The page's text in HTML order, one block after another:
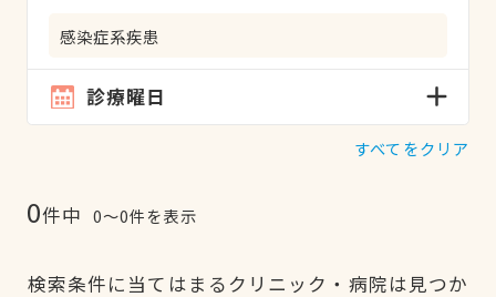
感染症系疾患
診療曜日
すべてをクリア
0件中 0〜0件を表示
検索条件に当てはまるクリニック・病院は見つか